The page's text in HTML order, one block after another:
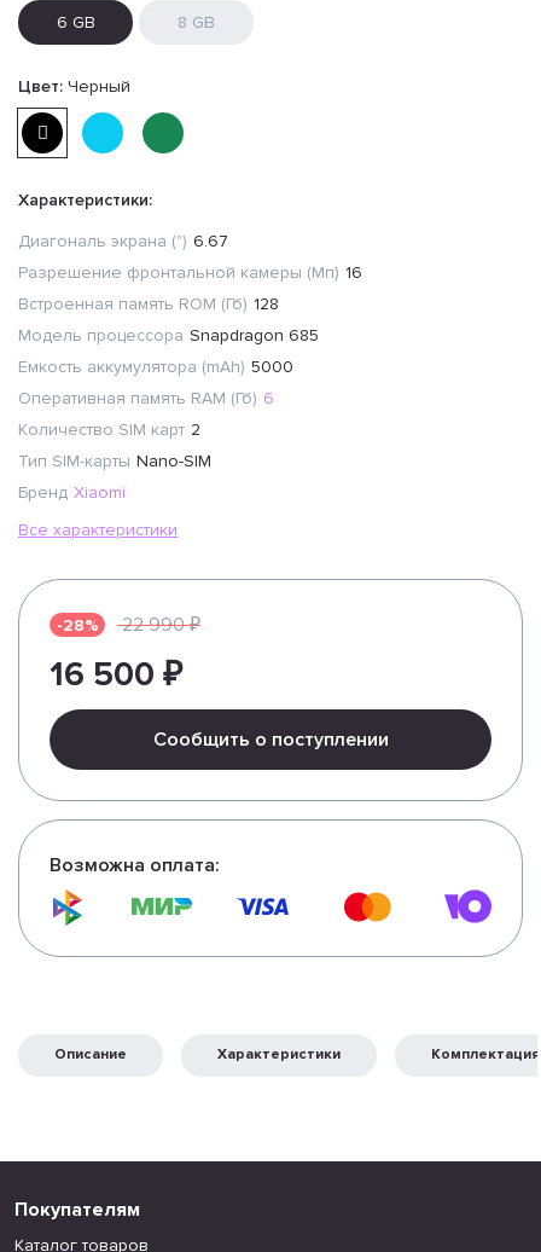
6 GB 8 GB
Цвет: Черный
Характеристики:
Диагональ экрана (") 6.67
Разрешение фронтальной камеры (Мп) 16
Встроенная память ROM (Гб) 128
Модель процессора Snapdragon 685
Емкость аккумулятора (mAh) 5000
Оперативная память RAM (Гб) 6
Количество SIM карт 2
Тип SIM-карты Nano-SIM
Бренд Xiaomi
Все характеристики
-28% 22 990 ₽
16 500 ₽
Сообщить о поступлении
Возможна оплата:
Описание Характеристики Комплектация
Покупателям
Каталог товаров